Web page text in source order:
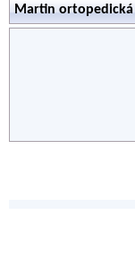
Martin